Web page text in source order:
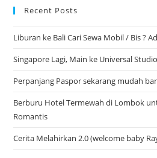
Recent Posts
Liburan ke Bali Cari Sewa Mobil / Bis ?
Singapore Lagi, Main ke Universal Studio
Perpanjang Paspor sekarang mudah
Berburu Hotel Termewah di Lombok
Romantis
Cerita Melahirkan 2.0 (welcome baby